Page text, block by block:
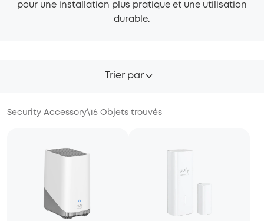
pour une installation plus pratique et une utilisation
durable.
Trier par
Security Accessory\16 Objets trouvés